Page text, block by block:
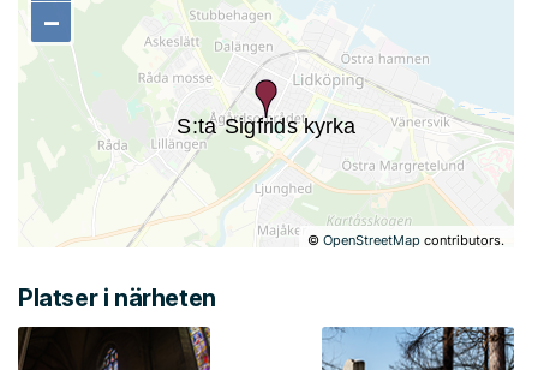
−
©OpenStreetMap contributors.
−
Platser i närheten